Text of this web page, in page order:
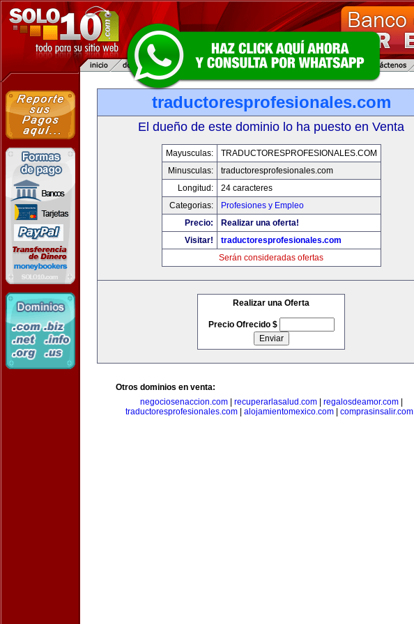
traductoresprofesionales.com
El dueño de este dominio lo ha puesto en Venta
Mayusculas:
TRADUCTORESPROFESIONALES.COM
Minusculas:
traductoresprofesionales.com
Longitud:
24 caracteres
Categorias:
Profesiones y Empleo
Precio:
Realizar una oferta!
Visitar!
traductoresprofesionales.com
Serán consideradas ofertas
Realizar una Oferta
Precio Ofrecido $
Otros dominios en venta:
negociosenaccion.com| recuperarlasalud.com| regalosdeamor.com|
traductoresprofesionales.com| alojamientomexico.com| comprasinsalir.com|